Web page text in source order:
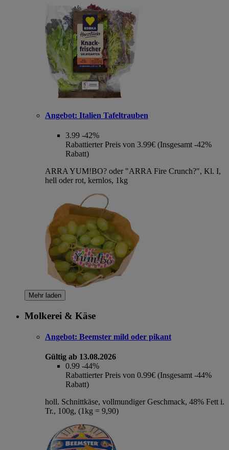
Angebot: Italien Tafeltrauben
3.99 -42%
Rabattierter Preis von 3.99€ (Insgesamt -42%
Rabatt)
ARRA YUM!BO? oder "ARRA Fire Crunch?", Kl. I,
hell oder rot, kernlos, 1kg
Mehr laden
Molkerei & Käse
Angebot: Beemster mild oder pikant
Gültig ab 13.08.2026
0.99 -44%
Rabattierter Preis von 0.99€ (Insgesamt -44%
Rabatt)
holl. Schnittkäse, vollmundiger Geschmack, 48% Fett i.
Tr., 100g, (1kg = 9,90)